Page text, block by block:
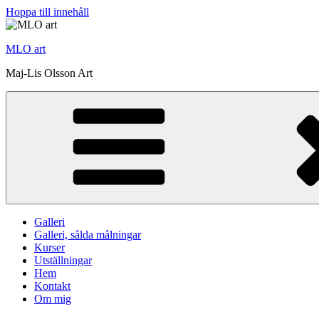
Hoppa till innehåll
MLO art
Maj-Lis Olsson Art
Galleri
Galleri, sålda målningar
Kurser
Utställningar
Hem
Kontakt
Om mig